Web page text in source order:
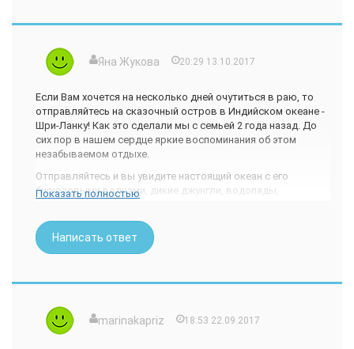
Яна Жукова 20:29 13.10.2017
Если Вам хочется на несколько дней очутиться в раю, то
отправляйтесь на сказочный остров в Индийском океане -
Шри-Ланку! Как это сделали мы с семьей 2 года назад. До
сих пор в нашем сердце яркие воспоминания об этом
незабываемом отдыхе.
Отправляйтесь и вы увидите настоящий океан с его
бирюзовыми волнами, дикие джунгли, водопады,
необыкновенные исторические памятники! Ну и, конечно,
же, чайные плантации, ведь это Цейлон! Первым делом
исследуйте необыкновенное побережье острова от юга до
Хиккадувы, посетите музей под открытым небом,
посвященный цунами 2004 года, взберитесь на гору в
Сигирии и покормите слонов в слоновьем питомнике
Показать полностью
Написать ответ
marinakapriz 18:53 22.09.2017